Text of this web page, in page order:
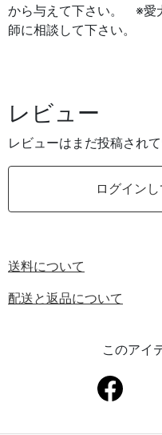
から与えて下さい。 ※愛
師に相談して下さい。
レビュー
レビューはまだ投稿され
ログイン
送料について
配送と返品について
このアイ